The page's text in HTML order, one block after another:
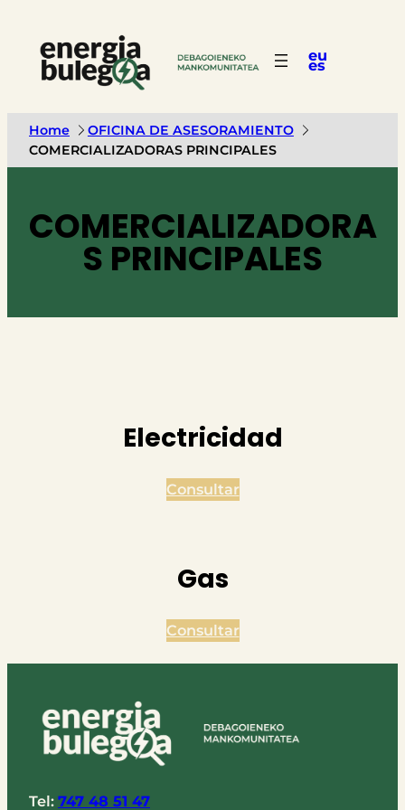
eu
es
Home
OFICINA DE ASESORAMIENTO
COMERCIALIZADORAS PRINCIPALES
COMERCIALIZADORA
S PRINCIPALES
Electricidad
Consultar
Gas
Consultar
Tel: 747 48 51 47